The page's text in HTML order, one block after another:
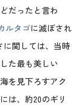
だったと言わ
ルタゴに滅ぼされ
に関しては、当時
た最も美しい
を見下ろすアク
は、約20のギリ